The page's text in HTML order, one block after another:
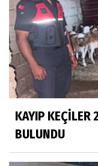
KAYIP KEÇİLER
BULUNDU